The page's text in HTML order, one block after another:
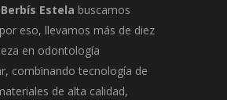
Estela buscamos
eso, llevamos más de diez
en odontología
combinando tecnología de
de alta calidad,